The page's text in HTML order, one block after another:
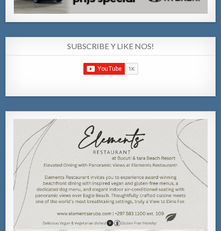
SUBSCRIBE Y LIKE NOS!